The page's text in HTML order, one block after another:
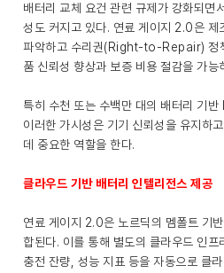
배터리 교체 요건 관련 규제가 강화되면
성도 커지고 있다. 연료 게이지 2.0은 제
파악하고 수리권(Right-to-Repair) 정
품 신뢰성 향상과 보증 비용 절감을 가능
특히 수천 또는 수백만 대의 배터리 기
이러한 가시성은 기기 신뢰성을 유지하
데 중요한 역할을 한다.
클라우드 기반 배터리 인텔리전스 제공
연료 게이지 2.0은 노르딕의 멤폴트 기
합된다. 이를 통해 별도의 클라우드 인
충전 잔량, 성능 지표 등을 자동으로 클